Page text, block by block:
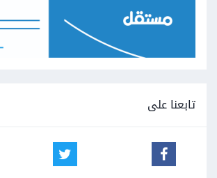
تابعنا على